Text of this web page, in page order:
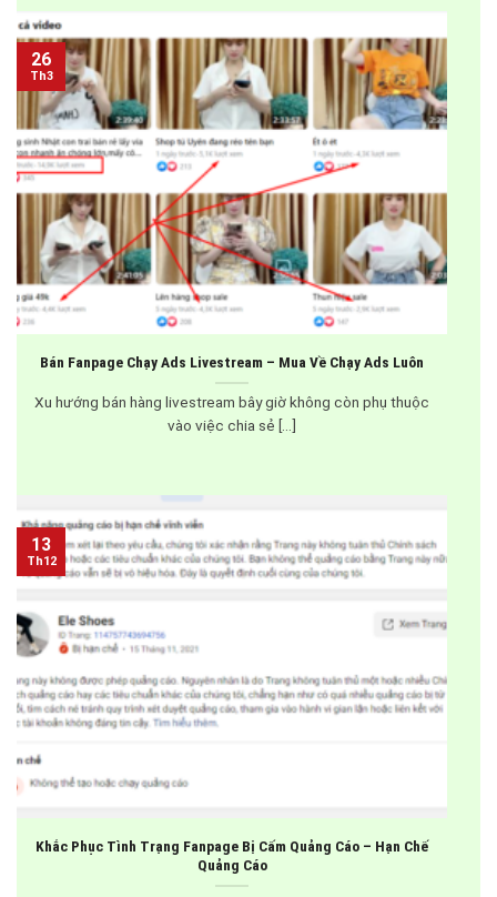
Bán Fanpage Chạy Ads Livestream – Mua Về Chạy Ads Luôn
Xu hướng bán hàng livestream bây giờ không còn phụ thuộc
vào việc chia sẻ [...]
26
Th3
Khắc Phục Tình Trạng Fanpage Bị Cấm Quảng Cáo – Hạn Chế
Quảng Cáo
13
Th12